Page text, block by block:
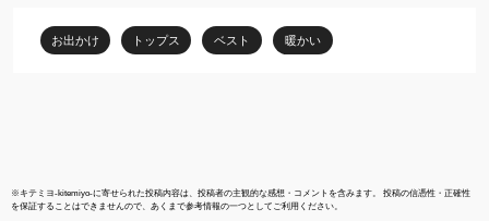
お出かけ トップス ベスト 暖かい
※キテミヨ-kitemiyo-に寄せられた投稿内容は、投稿者の主観的な感想・コメントを含みます。 投稿の信憑性・正確性
を保証することはできませんので、あくまで参考情報の一つとしてご利用ください。